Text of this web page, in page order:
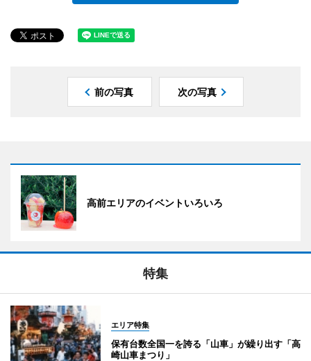
前の写真 次の写真
高前エリアのイベントいろいろ
特集
エリア特集
保有台数全国一を誇る「山車」が繰り出す「高
崎山車まつり」